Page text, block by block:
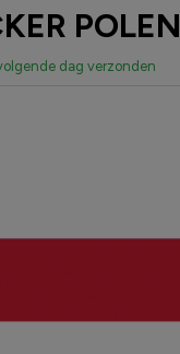
POLEN
dag verzonden